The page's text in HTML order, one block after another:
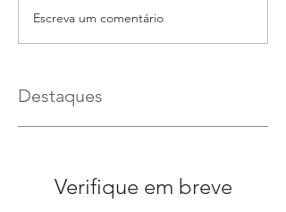
Escreva um comentário
Destaques
Verifique em breve